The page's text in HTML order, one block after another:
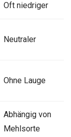
Oft niedriger
Neutraler
Ohne Lauge
Abhängig von
Mehlsorte